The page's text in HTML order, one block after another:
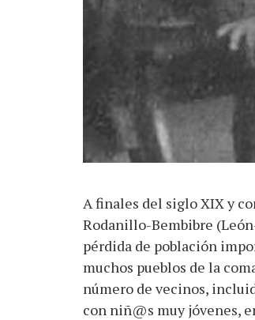
A finales del siglo XIX y
Rodanillo-Bembibre
pérdida de población
muchos pueblos de la
número de vecinos,
con niñ@s muy jóvenes,